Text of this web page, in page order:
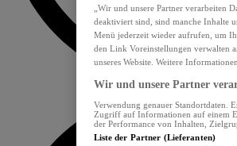
„Wir und unsere Partner verarbeiten
deaktiviert sind, sind manche Inhalte
Menü jederzeit wieder aufrufen, um
den Link Voreinstellungen verwalten
unseres Website. Weitere
Wir und unsere Partner
Verwendung genauer Standortdaten.
Zugriff auf Informationen auf einem
der Performance von Inhalten,
Liste der Partner (Lieferanten)